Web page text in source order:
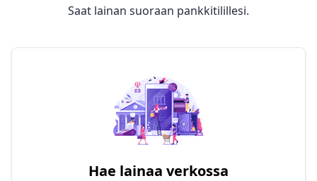
Saat lainan suoraan pankkitilillesi.
Hae lainaa verkossa